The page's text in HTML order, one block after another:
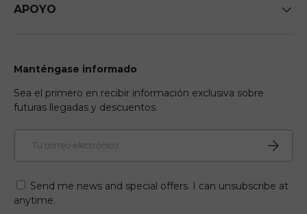
APOYO
Manténgase informado
Sea el primero en recibir información exclusiva sobre
futuras llegadas y descuentos.
Suscribir
Send me news and special offers. I can unsubscribe at
anytime.